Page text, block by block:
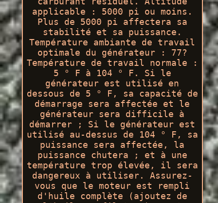
applicable : 5000 pi ou moins.
Plus de 5000 pi affectera sa
stabilité et sa puissance.
Température ambiante de travail
optimale du générateur : 77?
Température de travail normale :
5 ° F à 104 ° F. Si le
générateur est utilisé en
dessous de 5 ° F, sa capacité de
démarrage sera affectée et le
générateur sera difficile à
démarrer ; Si le générateur est
utilisé au-dessus de 104 ° F, sa
puissance sera affectée, la
puissance chutera ; et à une
température trop élevée, il sera
dangereux à utiliser. Assurez-
vous que le moteur est rempli
d'huile complète (ajoutez de